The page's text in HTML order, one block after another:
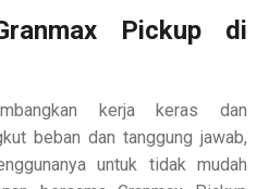
Pickup di
kerja keras dan
beban dan tanggung jawab,
untuk tidak mudah